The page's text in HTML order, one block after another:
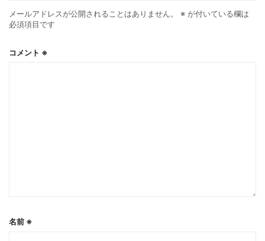
メールアドレスが公開されることはありません。 ※ が付いている欄は
必須項目です
コメント ※
名前 ※